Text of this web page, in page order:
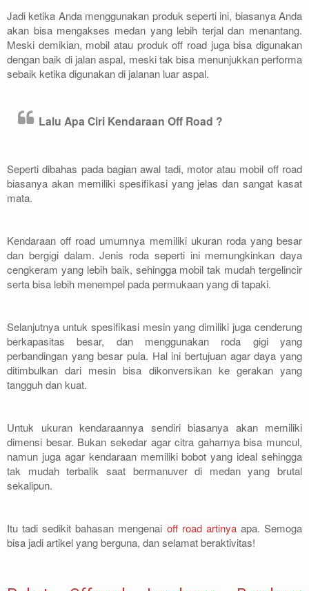
Jadi ketika Anda menggunakan produk seperti ini, biasanya Anda
akan bisa mengakses medan yang lebih terjal dan menantang.
Meski demikian, mobil atau produk off road juga bisa digunakan
dengan baik di jalan aspal, meski tak bisa menunjukkan performa
sebaik ketika digunakan di jalanan luar aspal.
Lalu Apa Ciri Kendaraan Off Road ?
Seperti dibahas pada bagian awal tadi, motor atau mobil off road
biasanya akan memiliki spesifikasi yang jelas dan sangat kasat
mata.
Kendaraan off road umumnya memiliki ukuran roda yang besar
dan bergigi dalam. Jenis roda seperti ini memungkinkan daya
cengkeram yang lebih baik, sehingga mobil tak mudah tergelincir
serta bisa lebih menempel pada permukaan yang di tapaki.
Selanjutnya untuk spesifikasi mesin yang dimiliki juga cenderung
berkapasitas besar, dan menggunakan roda gigi yang
perbandingan yang besar pula. Hal ini bertujuan agar daya yang
ditimbulkan dari mesin bisa dikonversikan ke gerakan yang
tangguh dan kuat.
Untuk ukuran kendaraannya sendiri biasanya akan memiliki
dimensi besar. Bukan sekedar agar citra gaharnya bisa muncul,
namun juga agar kendaraan memiliki bobot yang ideal sehingga
tak mudah terbalik saat bermanuver di medan yang brutal
sekalipun.
Itu tadi sedikit bahasan mengenai off road artinyaapa. Semoga
bisa jadi artikel yang berguna, dan selamat beraktivitas!